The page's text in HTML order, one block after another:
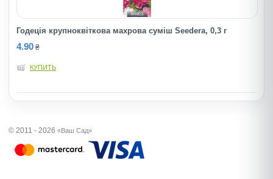
Годеція крупноквіткова махрова суміш Seedera, 0,3 г
4.90 ₴
КУПИТЬ
© 2011 - 2026 «Ваш Сад»